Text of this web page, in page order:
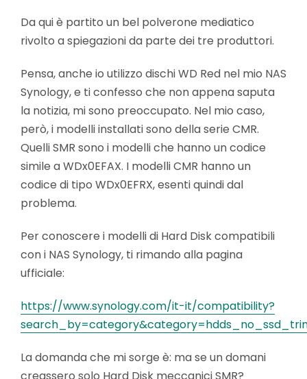
Da qui è partito un bel polverone mediatico
rivolto a spiegazioni da parte dei tre produttori.
Pensa, anche io utilizzo dischi WD Red nel mio NAS
Synology, e ti confesso che non appena saputa
la notizia, mi sono preoccupato. Nel mio caso,
però, i modelli installati sono della serie CMR.
Quelli SMR sono i modelli che hanno un codice
simile a WDx0EFAX. I modelli CMR hanno un
codice di tipo WDx0EFRX, esenti quindi dal
problema.
Per conoscere i modelli di Hard Disk compatibili
con i NAS Synology, ti rimando alla pagina
ufficiale:
https://www.synology.com/it-it/compatibility?
La domanda che mi sorge è: ma se un domani